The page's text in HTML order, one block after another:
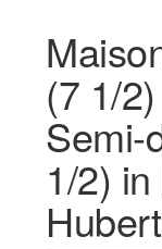
(7 1/
Semi-
1/2)
Hubert